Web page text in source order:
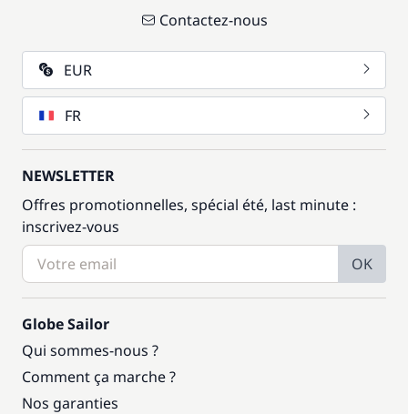
Contactez-nous
EUR
FR
NEWSLETTER
Offres promotionnelles, spécial été, last minute :
inscrivez-vous
OK
Globe Sailor
Qui sommes-nous ?
Comment ça marche ?
Nos garanties